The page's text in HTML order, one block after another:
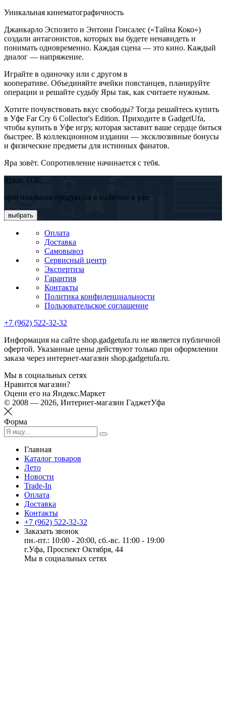
Уникальная кинематографичность
Джанкарло Эспозито и Энтони Гонсалес («Тайна Коко»)
создали антагонистов, которых вы будете ненавидеть и
понимать одновременно. Каждая сцена — это кино. Каждый
диалог — напряжение.
Играйте в одиночку или с другом в
кооперативе. Объединяйте ячейки повстанцев, планируйте
операции и решайте судьбу Яры так, как считаете нужным.
Хотите почувствовать вкус свободы? Тогда решайтесь купить
в Уфе Far Cry 6 Collector's Edition. Приходите в GadgetUfa,
чтобы купить в Уфе игру, которая заставит ваше сердце биться
быстрее. В коллекционном издании — эксклюзивные бонусы
и физические предметы для истинных фанатов.
Яра зовёт. Сопротивление начинается с тебя.
dyson TOP
оригинальная продукция в наличии в уфе
выбрать
Оплата
Доставка
Самовывоз
Сервисный центр
Экспертиза
Гарантия
Контакты
Политика конфиденциальности
Пользовательское соглашение
+7 (962) 522-32-32
Информация на сайте shop.gadgetufa.ru не является публичной
офертой. Указанные цены действуют только при оформлении
заказа через интернет-магазин shop.gadgetufa.ru.
Мы в социальных сетях
Нравится магазин?
Оцени его на Яндекс.Маркет
© 2008 — 2026, Интернет-магазин ГаджетУфа
Форма
Главная
Каталог товаров
Лето
Новости
Trade-In
Оплата
Доставка
Контакты
+7 (962) 522-32-32
Заказать звонок
пн.-пт.: 10:00 - 20:00, сб.-вс. 11:00 - 19:00
г.Уфа, Проспект Октября, 44
Мы в социальных сетях